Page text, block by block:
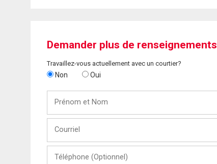
Demander plus de renseignements
Travaillez-vous actuellement avec un courtier?
Non Oui
Nom
(Optionnel)